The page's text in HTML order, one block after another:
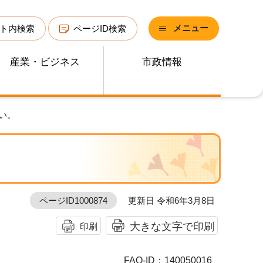
内検索 ページID検索 メニュー
産業・ビジネス 市政情報
。
ページID1000874 更新日 令和6年3月8日
印刷 大きな文字で印刷
FAQ-ID：140050016